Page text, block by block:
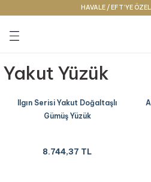
HAVALE / EFT’YE
Geri Dön
Geri Dön
Geri Dön
Yakut Yüzük
Ilgın Serisi Yakut Doğaltaşlı
Gümüş Yüzük
8.744,37 TL